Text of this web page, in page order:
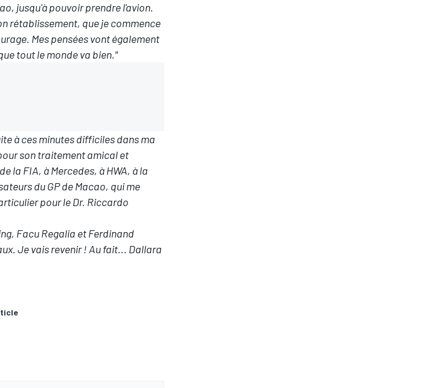
, jusqu'à pouvoir prendre l'avion.
rétablissement, que je commence
Mes pensées vont également
tout le monde va bien."
à ces minutes difficiles dans ma
son traitement amical et
la FIA, à Mercedes, à HWA, à la
du GP de Macao, qui me
pour le Dr. Riccardo
Facu Regalia et Ferdinand
Je vais revenir ! Au fait... Dallara